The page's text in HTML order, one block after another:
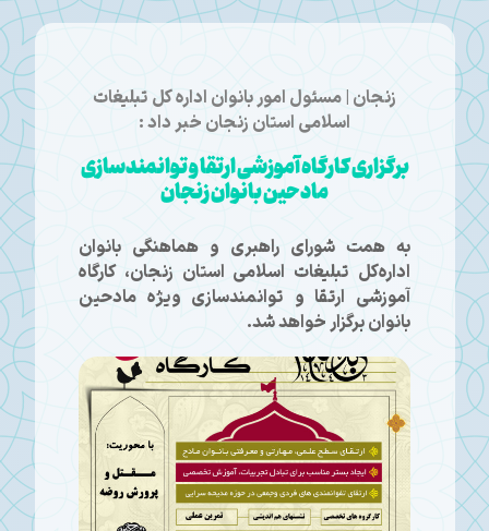
زنجان | مسئول امور بانوان اداره کل تبلیغات
اسلامی استان زنجان خبر داد :
برگزاری کارگاه آموزشی ارتقا و توانمندسازی
مادحین بانوان زنجان
به همت شورای راهبری و هماهنگی بانوان
اداره‌کل تبلیغات اسلامی استان زنجان، کارگاه
آموزشی ارتقا و توانمندسازی ویژه مادحین
بانوان برگزار خواهد شد.